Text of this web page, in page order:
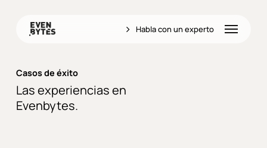
Habla con un experto Menu
Casos de éxito
Las experiencias en
Evenbytes.